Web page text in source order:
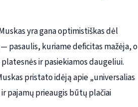
yra gana optimistiškas dėl
pasaulis, kuriame deficitas mažėja, o
ir pasiekiamos daugeliui.
pristato idėją apie „universalias
pajamų prieaugis būtų plačiai